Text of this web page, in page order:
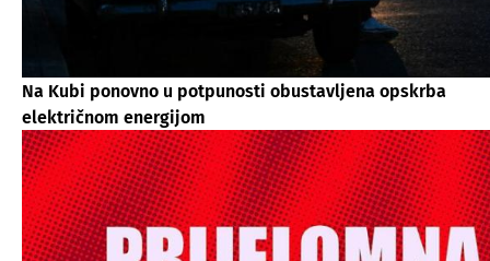
Na Kubi ponovno u potpunosti obustavljena opskrba
električnom energijom